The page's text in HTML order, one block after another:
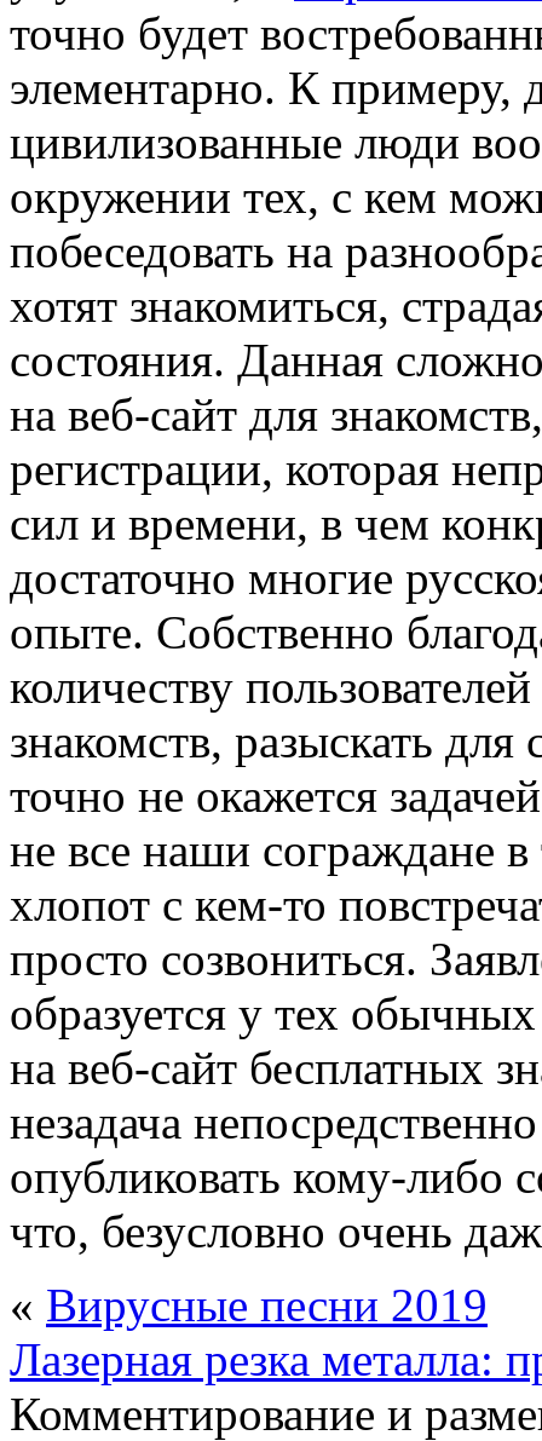
точно будет
элементарно. К примеру,
цивилизованные люди
окружении тех, с кем
побеседовать на
хотят знакомиться,
состояния. Данная
на веб-сайт для
регистрации, которая
сил и времени, в чем
достаточно многие
опыте. Собственно
количеству
знакомств, разыскать для
точно не окажется
не все наши сограждане
хлопот с кем-то
просто созвониться.
образуется у тех
на веб-сайт бесплатных
незадача
опубликовать кому-
что, безусловно очень
« Вирусные песни 2019
Лазерная резка металла:
Комментирование и